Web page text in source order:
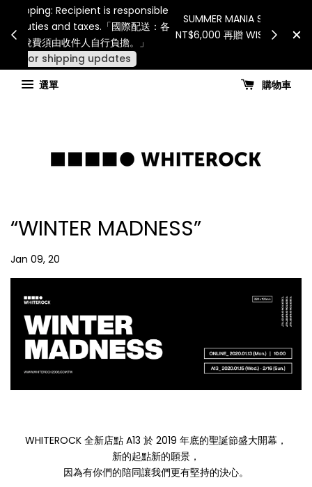
連假期間宅配服務將暫停配送。 如遇假日、天災或其
他不可抗力因素，出貨安排可能調整，敬請見諒
查看國內宅配最新公告
for all
國進口
選單
購物車
“WINTER MADNESS”
Jan 09, 20
WHITEROCK 全新店點 A13 於 2019 年底的聖誕節盛大開幕，
新的起點新的願景，
因為有你們的陪同讓我們更有堅持的決心。